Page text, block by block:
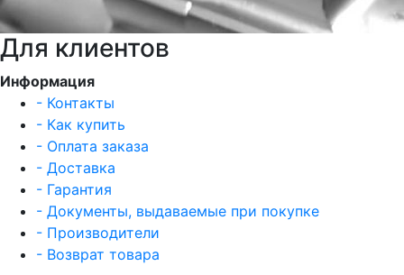
Для клиентов
Информация
- Контакты
- Как купить
- Оплата заказа
- Доставка
- Гарантия
- Документы, выдаваемые при покупке
- Производители
- Возврат товара